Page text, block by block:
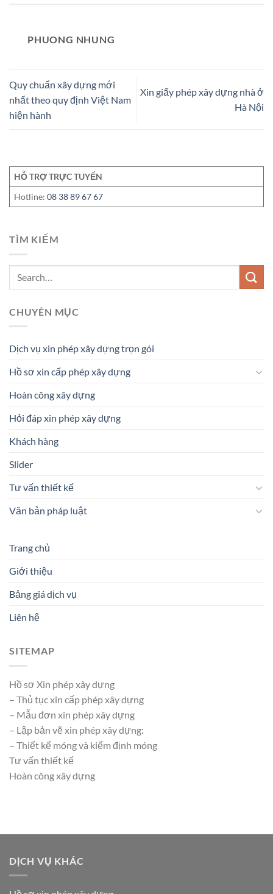
PHUONG NHUNG
Quy chuẩn xây dựng mới
nhất theo quy định Việt Nam
hiện hành
Xin giấy phép xây dựng nhà ở
Hà Nội
HỖ TRỢ TRỰC TUYẾN
Hotline:08 38 89 67 67
TÌM KIẾM
CHUYÊN MỤC
Dịch vụ xin phép xây dựng trọn gói
Hồ sơ xin cấp phép xây dựng
Hoàn công xây dựng
Hỏi đáp xin phép xây dựng
Khách hàng
Slider
Tư vấn thiết kế
Văn bản pháp luật
Trang chủ
Giới thiệu
Bảng giá dịch vụ
Liên hệ
SITEMAP
Hồ sơ Xin phép xây dựng
– Thủ tục xin cấp phép xây dựng
– Mẫu đơn xin phép xây dựng
– Lập bản vẽ xin phép xây dựng:
– Thiết kế móng và kiểm định móng
Tư vấn thiết kế
Hoàn công xây dựng
DỊCH VỤ KHÁC